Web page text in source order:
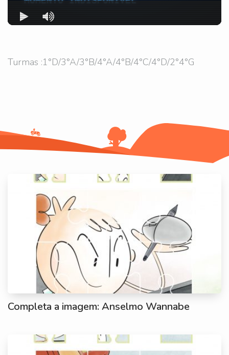
Turmas :1°D/3°A/3°B/4°A/4°B/4°C/4°D/2°4°G
Completa a imagem: Anselmo Wannabe